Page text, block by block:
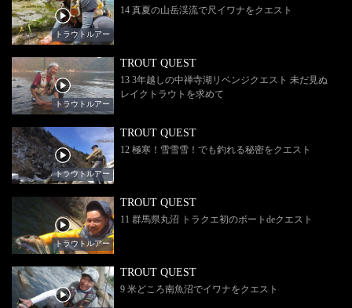
トラウトルアー
14 真夏の山岳渓流で尺イワナをクエスト
トラウトルアー
TROUT QUEST
13 3年越しの中禅寺湖リベンジクエスト 未だ見ぬ
レイクトラウトを求めて
トラウトルアー
TROUT QUEST
12 極寒！雪雪雪！でも釣れる秘密をクエスト
トラウトルアー
TROUT QUEST
11 群馬県丸沼 トラクエ初のボートdeクエスト
TROUT QUEST
9 米どころ南魚沼でイワナをクエスト